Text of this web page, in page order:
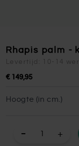
Rhapis palm -
Levertijd: 10-14
€ 149,95
Hoogte (in cm.)
+